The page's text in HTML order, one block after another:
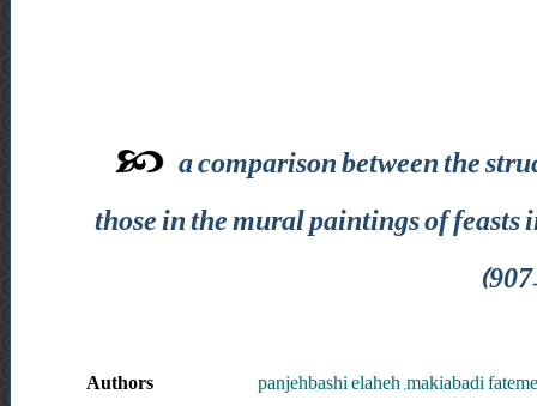
a comparison between the
those in the mural paintings of
Authors
panjehbashi elaheh ,makiabadi